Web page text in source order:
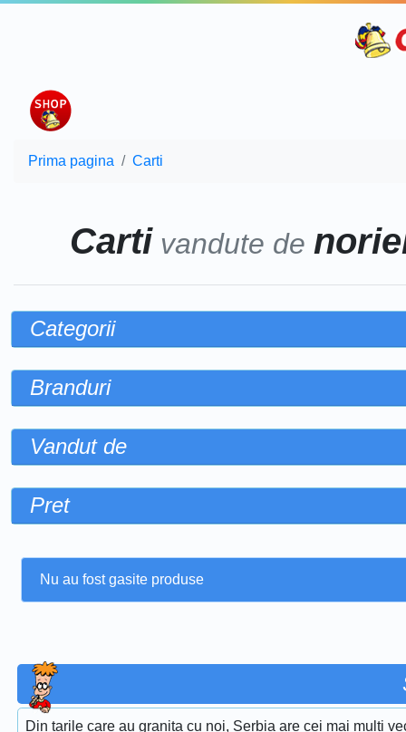
Prima pagina Carti
Carti vandute de
Categorii
Branduri
Vandut de
Pret
Nu au fost gasite produse
Din tarile care au granita cu noi, Serbia are cei mai multi